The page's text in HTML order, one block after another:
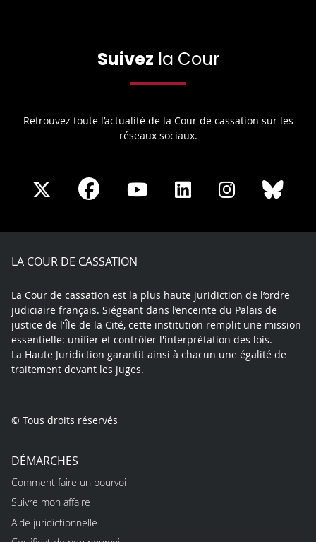
Suivez la Cour
Retrouvez toute l’actualité de la Cour de cassation sur les
réseaux sociaux.
Share
X
Share
Facebook
Share
Youtube
Share
LinkedIn
Share
Instagram
LA COUR DE CASSATION
La Cour de cassation est la plus haute juridiction de l’ordre
judiciaire français. Siégeant dans l’enceinte du Palais de
justice de l'Île de la Cité, cette institution remplit une mission
essentielle: unifier et contrôler l'interprétation des lois.
La Haute Juridiction garantit ainsi à chacun une égalité de
traitement devant les juges.
© Tous droits réservés
DÉMARCHES
Comment faire un pourvoi
Suivre mon affaire
Aide juridictionnelle